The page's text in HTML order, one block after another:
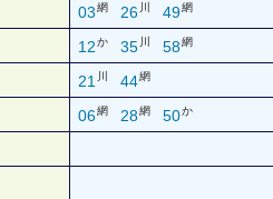
03網 26 川 49網
12か 35 川 58網
21 川 44網
06網 28網 50か